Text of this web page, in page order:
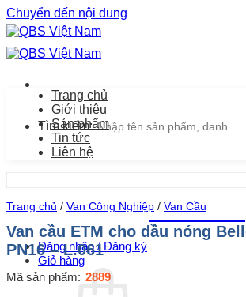
Chuyển đến nội dung
Tìm kiếm:
0939.487.487
Đăng nhập / Đăng ký
Giỏ hàng
Trang chủ
Giới thiệu
Sản phẩm
Tin tức
Liên hệ
Trang chủ / Van Công Nghiệp / Van Cầu
Van cầu ETM cho dầu nóng
PN16 – L.061
Mã sản phẩm: 2889